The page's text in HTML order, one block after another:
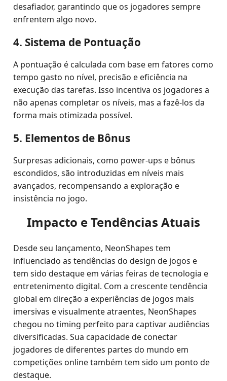
desafiador, garantindo que os jogadores sempre
enfrentem algo novo.
4. Sistema de Pontuação
A pontuação é calculada com base em fatores como
tempo gasto no nível, precisão e eficiência na
execução das tarefas. Isso incentiva os jogadores a
não apenas completar os níveis, mas a fazê-los da
forma mais otimizada possível.
5. Elementos de Bônus
Surpresas adicionais, como power-ups e bônus
escondidos, são introduzidas em níveis mais
avançados, recompensando a exploração e
insistência no jogo.
Impacto e Tendências Atuais
Desde seu lançamento, NeonShapes tem
influenciado as tendências do design de jogos e
tem sido destaque em várias feiras de tecnologia e
entretenimento digital. Com a crescente tendência
global em direção a experiências de jogos mais
imersivas e visualmente atraentes, NeonShapes
chegou no timing perfeito para captivar audiências
diversificadas. Sua capacidade de conectar
jogadores de diferentes partes do mundo em
competições online também tem sido um ponto de
destaque.